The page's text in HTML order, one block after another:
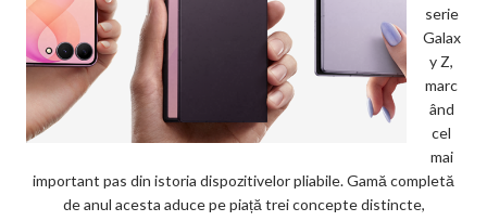
serie
Galax
y Z,
marc
ând
cel
mai
important pas din istoria dispozitivelor pliabile. Gamă completă
de anul acesta aduce pe piață trei concepte distincte,